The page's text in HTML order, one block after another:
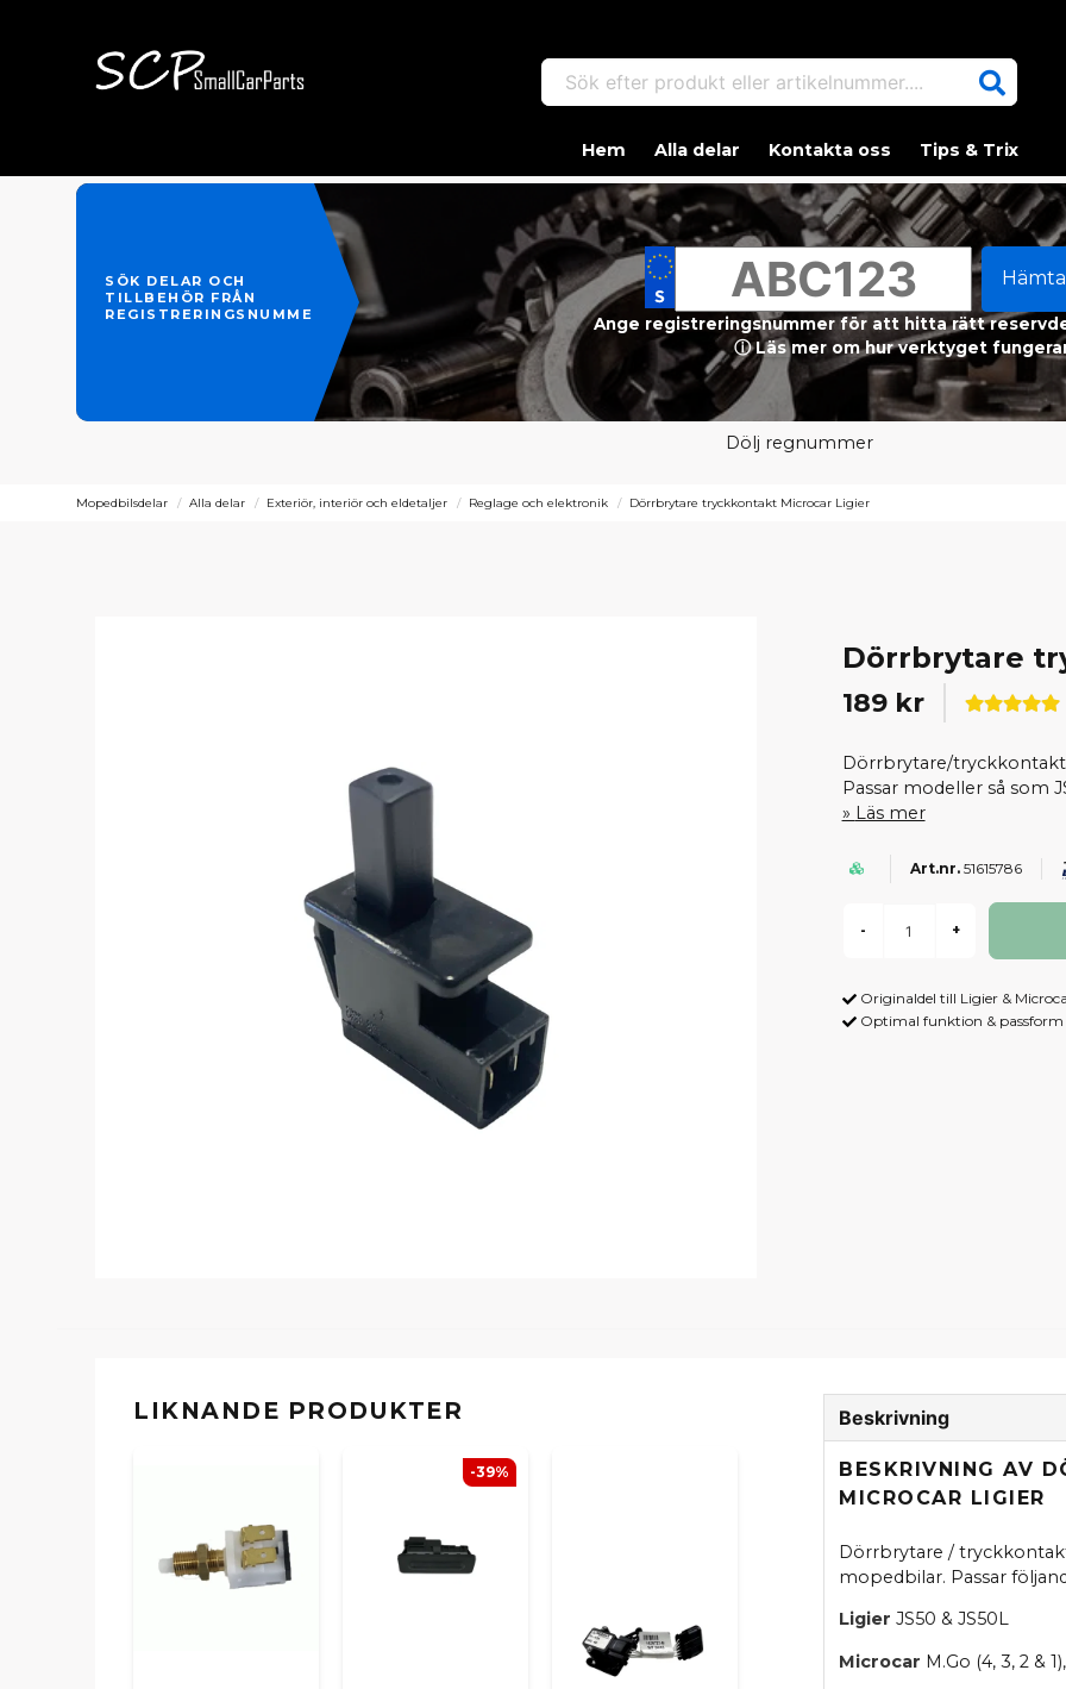
Sök efter produkt eller artikelnummer....
Hem Alla delar Kontakta oss Tips & Trix
SÖK DELAR OCH
TILLBEHÖR FRÅN
REGISTRERINGSNUMMER
Ange registreringsnummer för att hitta rätt
ⓘ Läs mer om hur verktyget
Dölj regnummer
Mopedbilsdelar Alla delar Exteriör, interiör och eldetaljer Reglage och elektronik Dörrbrytare tryckkontakt Microcar Ligier
Dörrbrytare
189 kr
Dörrbrytare/
Passar modeller så som
Läs mer
51615786
- +
Originaldel till Ligier &
Optimal funktion & passform
LIKNANDE PRODUKTER
-39%
Beskrivning
BESKRIVNING AV
MICROCAR LIGIER
Dörrbrytare /
mopedbilar. Passar
Ligier JS50 & JS50L
Microcar M.Go (4, 3, 2 &